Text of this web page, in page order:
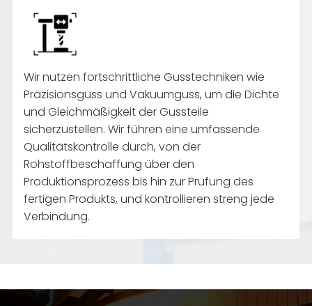
Wir nutzen fortschrittliche Gusstechniken wie
Präzisionsguss und Vakuumguss, um die Dichte
und Gleichmäßigkeit der Gussteile
sicherzustellen. Wir führen eine umfassende
Qualitätskontrolle durch, von der
Rohstoffbeschaffung über den
Produktionsprozess bis hin zur Prüfung des
fertigen Produkts, und kontrollieren streng jede
Verbindung.